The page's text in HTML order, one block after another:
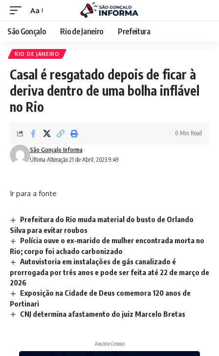
Aa
São Gonçalo Rio de Janeiro Prefeitura
RIO DE JANEIRO
Casal é resgatado depois de ficar à
deriva dentro de uma bolha inflável
no Rio
Última Alteração 21 de Abril, 2023 9:49
São Gonçalo Informa
0 Min Read
Ir para a fonte
Prefeitura do Rio muda material do busto de Orlando
Silva para evitar roubos
Polícia ouve o ex-marido de mulher encontrada morta no
Rio; corpo foi achado carbonizado
Autovistoria em instalações de gás canalizado é
prorrogada por três anos e pode ser feita até 22 de março de
2026
Exposição na Cidade de Deus comemora 120 anos de
Portinari
CNJ determina afastamento do juiz Marcelo Bretas
Anuncie Conosco